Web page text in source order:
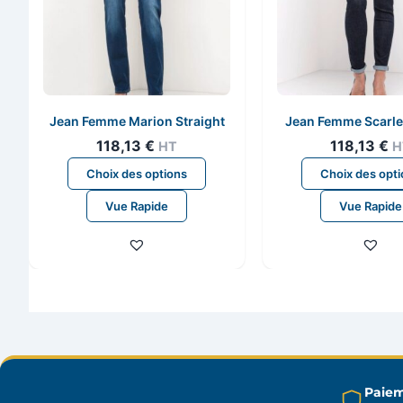
Jean Femme Marion Straight
118,13 € HT
Choix des options
Ce
produit
Vue Rapide
Jean Femme
118,13 €
Choix des
Vue Rapide